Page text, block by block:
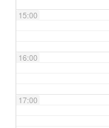
15:00
16:00
17:00